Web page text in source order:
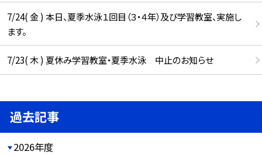
7/24( 金 ) 本日、夏季水泳１回目（３・４年）及び学習教室、実施し
ます。
7/23( 木 ) 夏休み学習教室・夏季水泳 中止のお知らせ
過去記事
2026年度